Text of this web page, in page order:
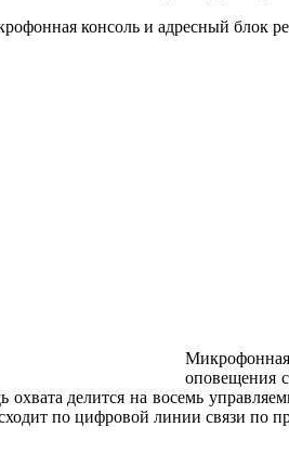
консоль и адресный
оповещения
охвата делится на восемь
по цифровой линии связи по